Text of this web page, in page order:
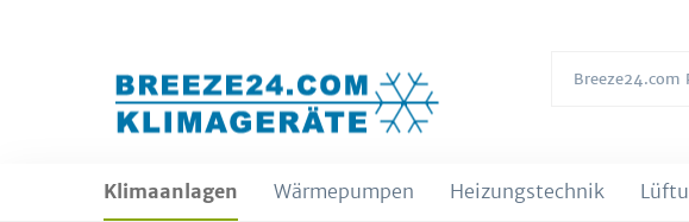
Klimaanlagen Wärmepumpen Heizungstechnik